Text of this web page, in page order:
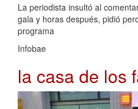
La periodista insultó al
gala y horas después, pidió
programa
Infobae
la casa de los